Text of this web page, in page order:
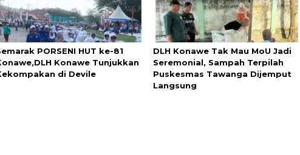
PORSENI HUT ke-81
Konawe Tunjukkan
di Devile
DLH Konawe Tak Mau MoU Jadi
Seremonial, Sampah Terpilah
Puskesmas Tawanga Dijemput
Langsung